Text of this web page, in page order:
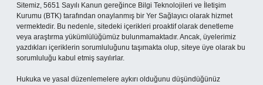
Sitemiz, 5651 Sayılı Kanun gereğince Bilgi Teknolojileri ve İletişim
Kurumu (BTK) tarafından onaylanmış bir Yer Sağlayıcı olarak hizmet
vermektedir. Bu nedenle, sitedeki içerikleri proaktif olarak denetleme
veya araştırma yükümlülüğümüz bulunmamaktadır. Ancak, üyelerimiz
yazdıkları içeriklerin sorumluluğunu taşımakta olup, siteye üye olarak bu
sorumluluğu kabul etmiş sayılırlar.
Hukuka ve yasal düzenlemelere aykırı olduğunu düşündüğünüz